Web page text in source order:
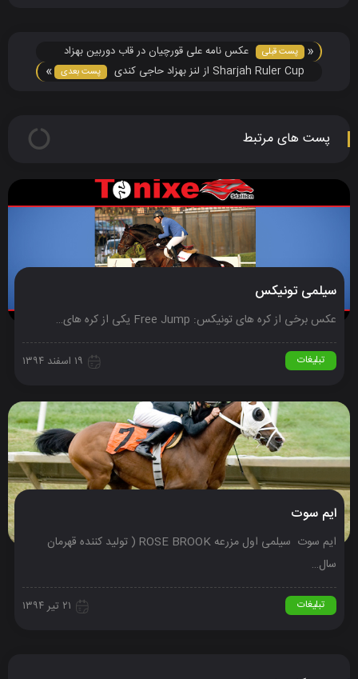
« پست قبلی
عکس نامه علی قورچیان در قاب دوربین بهزاد
حاجی کندی
Sharjah Ruler Cup از لنز بهزاد حاجی کندی پست بعدی »
پست های مرتبط
سیلمی تونیکس
عکس برخی از کره های تونیکس: Free Jump یکی از کره های…
تبلیغات ۱۹ اسفند ۱۳۹۴
ایم سوت
ایم سوت سیلمی اول مزرعه ROSE BROOK ( تولید کننده قهرمان
سال…
تبلیغات ۲۱ تیر ۱۳۹۴